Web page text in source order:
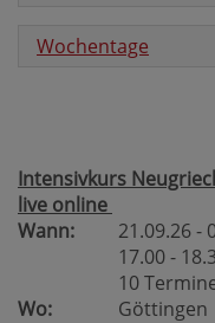
Wochentage
Intensivkurs
live online
Wann:
21.09.26 -
17.00 -
10
Wo:
Göttingen